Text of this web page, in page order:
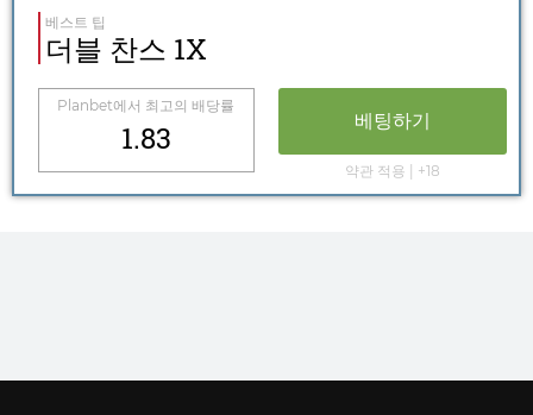
베스트 팁
더블 찬스 1X
Planbet에서 최고의 배당률
1.83 베팅하기
약관 적용 | +18